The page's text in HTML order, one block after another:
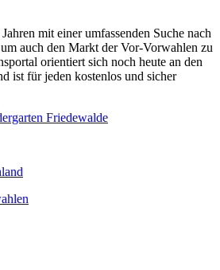
mit einer umfassenden Suche nach
auch den Markt der Vor-Vorwahlen zu
orientiert sich noch heute an den
ist für jeden kostenlos und sicher
Friedewalde